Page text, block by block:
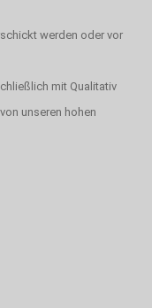
werden oder vor
mit Qualitativ
unseren hohen